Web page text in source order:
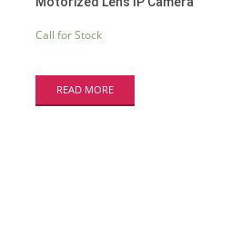
Call for Stock
READ MORE